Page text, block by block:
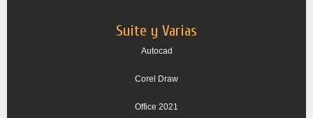
Suite y Varias
Autocad
Corel Draw
Office 2021